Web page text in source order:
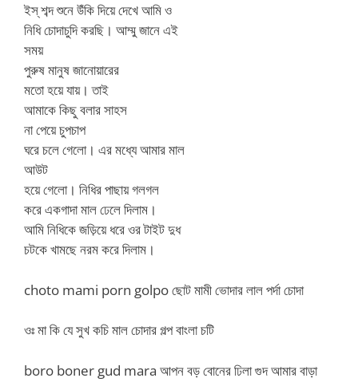
ইস্ শব্দ শুনে উঁকি দিয়ে দেখে আমি ও
নিধি চোদাচুদি করছি। আম্মু জানে এই
সময়
পুরুষ মানুষ জানোয়ারের
মতো হয়ে যায়। তাই
আমাকে কিছু বলার সাহস
না পেয়ে চুপচাপ
ঘরে চলে গেলো। এর মধ্যে আমার মাল
আউট
হয়ে গেলো। নিধির পাছায় গলগল
করে একগাদা মাল ঢেলে দিলাম।
আমি নিধিকে জড়িয়ে ধরে ওর টাইট দুধ
চটকে খামছে নরম করে দিলাম।
choto mami porn golpo ছোট মামী ভোদার লাল পর্দা চোদা
ওঃ মা কি যে সুখ কচি মাল চোদার গল্প বাংলা চটি
boro boner gud mara আপন বড় বোনের ঢিলা গুদ আমার বাড়া